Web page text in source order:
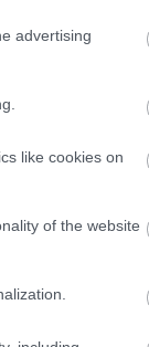
advertising
like cookies on
of the website